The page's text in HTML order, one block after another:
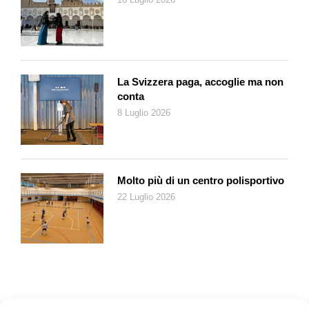
stereotipi verso gli omosessuali, anche se nel film per me al
centro vi è soprattutto l’amore tra due esseri umani. In questa
storia ci si innamora, ma l’unione è osteggiata dall’ambiente
circostante, un po’ come accade inRomeo e Giulietta. Credo
sia un film importante per il suo statement politico e sociale,
poi, ovviamente c’è anche un gioco con i luoghi comuni e con i
cliché, poiché non tutti i turchi sono così, come d’altra parte
non tutti gli svizzeri sono aperti come appaiono nel film.
L’aspetto più importante è che i protagonisti sono costretti a
confrontarsi con la propria idea di verità, e ciò li porta a
contemplare anche l’idea del compromesso.
Spero che anche gli spettatori riescano a vedere determinati
parallelismi tra la propria storia e quella del film, e siano
dunque portati a riflettere. Anche se da noi le vedute sono
La Svizzera paga, accoglie ma non
conta
8 Luglio 2026
Molto più di un centro polisportivo
22 Luglio 2026